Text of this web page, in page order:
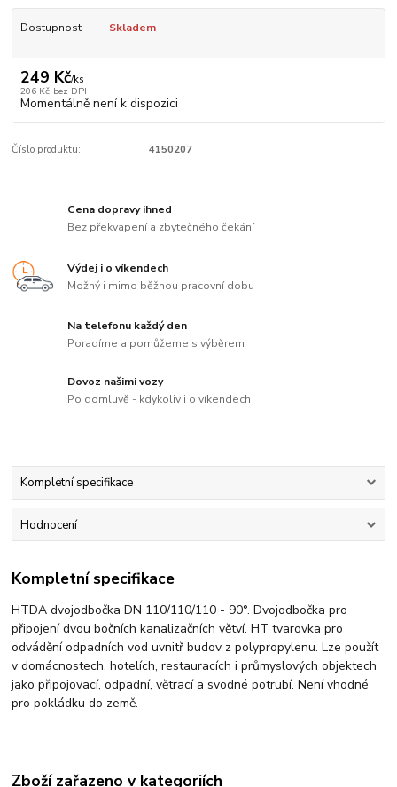
Dostupnost Skladem
249 Kč/ks
206 Kč bez DPH
Momentálně není k dispozici
Číslo produktu: 4150207
Cena dopravy ihned
Bez překvapení a zbytečného čekání
Výdej i o víkendech
Možný i mimo běžnou pracovní dobu
Na telefonu každý den
Poradíme a pomůžeme s výběrem
Dovoz našimi vozy
Po domluvě - kdykoliv i o víkendech
Kompletní specifikace
Hodnocení
Kompletní specifikace
HTDA dvojodbočka DN 110/110/110 - 90°. Dvojodbočka pro
připojení dvou bočních kanalizačních větví. HT tvarovka pro
odvádění odpadních vod uvnitř budov z polypropylenu. Lze použít
v domácnostech, hotelích, restauracích i průmyslových objektech
jako připojovací, odpadní, větrací a svodné potrubí. Není vhodné
pro pokládku do země.
Zboží zařazeno v kategoriích